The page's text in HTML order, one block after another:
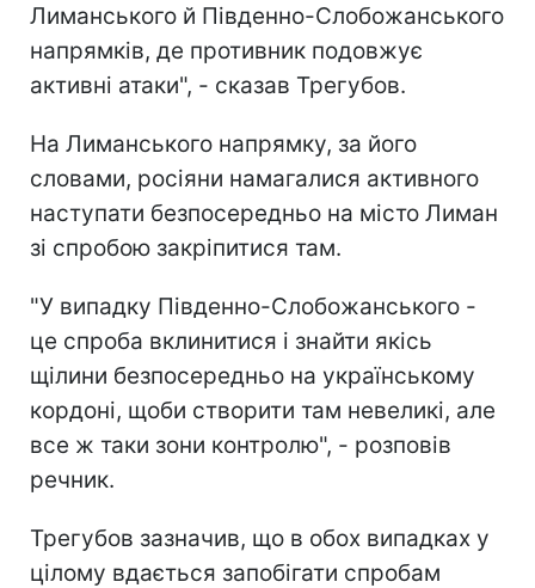
Лиманського й Південно-Слобожанського
напрямків, де противник подовжує
активні атаки", - сказав Трегубов.
На Лиманського напрямку, за його
словами, росіяни намагалися активного
наступати безпосередньо на місто Лиман
зі спробою закріпитися там.
"У випадку Південно-Слобожанського -
це спроба вклинитися і знайти якісь
щілини безпосередньо на українському
кордоні, щоби створити там невеликі, але
все ж таки зони контролю", - розповів
речник.
Трегубов зазначив, що в обох випадках у
цілому вдається запобігати спробам